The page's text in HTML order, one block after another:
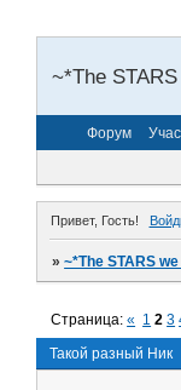
~*The
Форум
Привет, Гость!
»~*The STARS
Такой разный Ник
Страница:« 1 2 3